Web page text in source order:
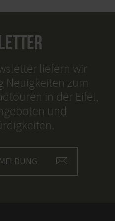
liefern wir
Neuigkeiten zum
in der Eifel,
und